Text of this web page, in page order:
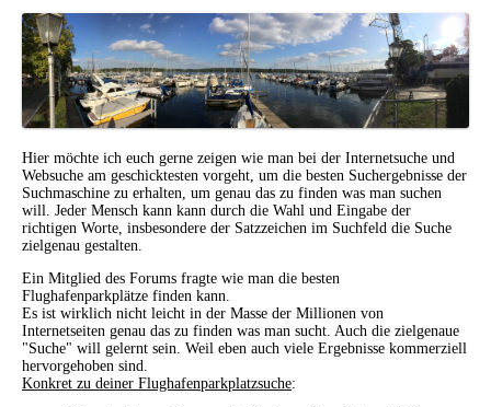
Hier möchte ich euch gerne zeigen wie man bei der Internetsuche und
Websuche am geschicktesten vorgeht, um die besten Suchergebnisse der
Suchmaschine zu erhalten, um genau das zu finden was man suchen
will. Jeder Mensch kann kann durch die Wahl und Eingabe der
richtigen Worte, insbesondere der Satzzeichen im Suchfeld die Suche
zielgenau gestalten.
Ein Mitglied des Forums fragte wie man die besten
Flughafenparkplätze finden kann.
Es ist wirklich nicht leicht in der Masse der Millionen von
Internetseiten genau das zu finden was man sucht. Auch die zielgenaue
"Suche" will gelernt sein. Weil eben auch viele Ergebnisse kommerziell
hervorgehoben sind.
Konkret zu deiner Flughafenparkplatzsuche: